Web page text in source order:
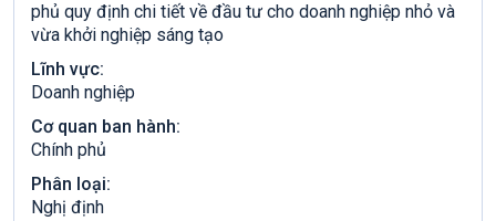
phủ quy định chi tiết về đầu tư cho doanh nghiệp nhỏ và
vừa khởi nghiệp sáng tạo
Lĩnh vực:
Doanh nghiệp
Cơ quan ban hành:
Chính phủ
Phân loại:
Nghị định